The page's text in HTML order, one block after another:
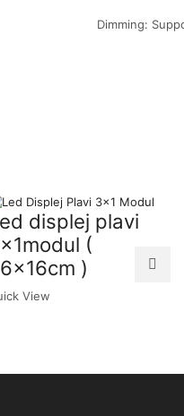
Dimming:
displej plavi
(
)
View